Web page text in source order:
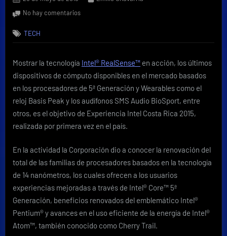
on
No hay comentariosen
innovaciones
en
Costa
Rica
TECH
Mostrar la tecnología Intel® RealSense™ en acción, los últimos
dispositivos de cómputo disponibles en el mercado basados
en los procesadores de 5ª Generación y Wearables como el
reloj Basis Peak y los audífonos SMS Audio BioSport, entre
otros, es el objetivo de Experiencia Intel Costa Rica 2015,
realizada por primera vez en el país.
En la actividad la Corporación dio a conocer la renovación del
total de las familias de procesadores basados en la tecnología
de 14 nanómetros, los cuales ofrecen a los usuarios
experiencias mejoradas a través de Intel® Core™ 5ª
Generación, beneficios renovados del emblemático Intel®
Pentium® y avances en el uso eficiente de la energía de Intel®
Atom™, también conocido como Cherry Trail.